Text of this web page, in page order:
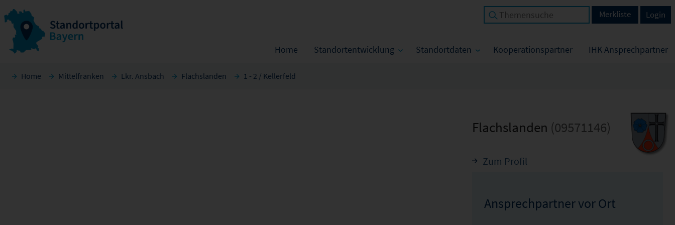
Home Standortentwicklung Standortdaten Kooperationspartner IHK Ansprechpartner
Login
Merkliste
Home Mittelfranken Lkr. Ansbach Flachslanden 1 - 2 / Kellerfeld
Flachslanden (09571146)
Zum Profil
Ansprechpartner vor Ort